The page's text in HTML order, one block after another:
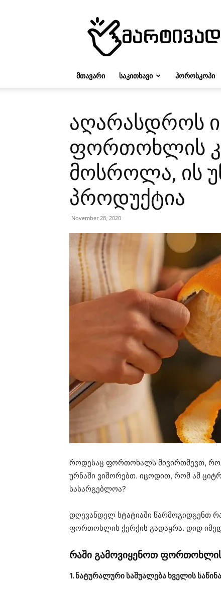
ᲛᲗᲐᲕᲐᲠᲘ ᲡᲐᲙᲘᲗᲮᲐᲕᲘ ᲰᲝᲠᲝᲡᲙᲝᲞᲘ
აღარასდროს
ფორთოხლის
მოსროლა, ის
პროდუქტია
November 28, 2020
როდესაც ფორთოხალს მივირთმევთ,
ურნაში ვიშორებთ. იცოდით, რომ ამ
სასარგებლოა?
დღევანდელ სტატიაში წარმოგიდგენთ
ფორთოხლის ქერქის გადაყრა. დიდ
რაში გამოვიყენოთ
1. ნატურალური საშუალება ხველის